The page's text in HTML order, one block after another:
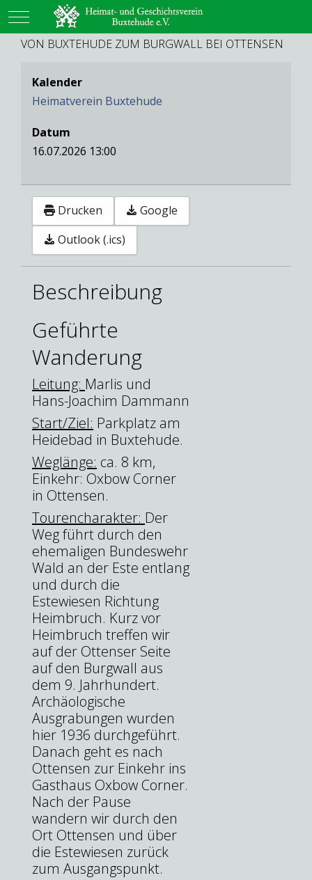
Mobile Menu Toggle
VON BUXTEHUDE ZUM BURGWALL BEI OTTENSEN
Kalender
Heimatverein Buxtehude
Datum
16.07.2026 13:00
Drucken
Google
Outlook (.ics)
Beschreibung
Geführte
Wanderung
Leitung: Marlis und
Hans-Joachim Dammann
Start/Ziel: Parkplatz am
Heidebad in Buxtehude.
Weglänge: ca. 8 km,
Einkehr: Oxbow Corner
in Ottensen.
Tourencharakter: Der
Weg führt durch den
ehemaligen Bundeswehr
Wald an der Este entlang
und durch die
Estewiesen Richtung
Heimbruch. Kurz vor
Heimbruch treffen wir
auf der Ottenser Seite
auf den Burgwall aus
dem 9. Jahrhundert.
Archäologische
Ausgrabungen wurden
hier 1936 durchgeführt.
Danach geht es nach
Ottensen zur Einkehr ins
Gasthaus Oxbow Corner.
Nach der Pause
wandern wir durch den
Ort Ottensen und über
die Estewiesen zurück
zum Ausgangspunkt.